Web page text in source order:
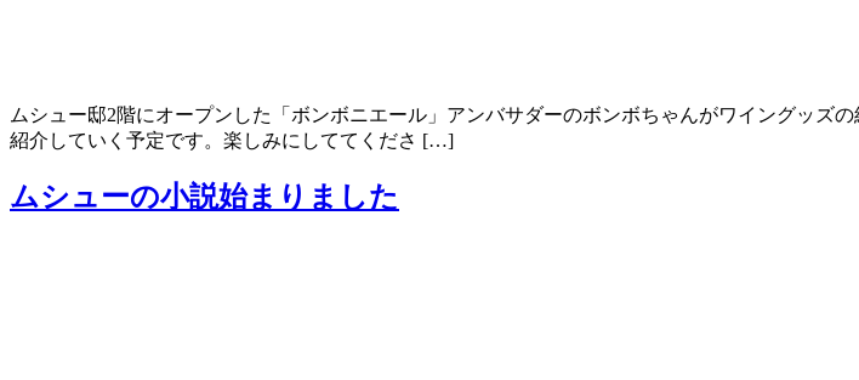
ムシュー邸2階にオープンした「ボンボニエール」アンバサダーのボンボちゃんがワイングッズ
紹介していく予定です。楽しみにしててくださ […]
ムシューの小説始まりました